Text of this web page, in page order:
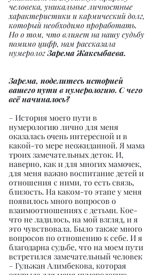
человека, уникальные личностные
характеристики и кармический долг,
который необходимо проработать.
Но о том, что влияет на нашу судьбу
помимо цифр, нам рассказала
нумеролог Зарема Жаксыбаева.
Зарема, поделитесь историей
вашего пути в нумерологию. С чего
всё начиналось?
– История моего пути в
нумерологию лично для меня
оказалась очень интересной и в
какой-то мере неожиданной. Я мама
троих замечательных деток. И,
наверно, как и для многих мамочек,
для меня важно воспитание детей и
отношения с ними, то есть связь,
близость. На каком-то этапе у меня
появилось много вопросов о
взаимоотношениях с детьми. Кое-
что не ладилось, на мой взгляд, и я
это чувствовала. Было также много
вопросов по отношению к себе. И я
благодарна судьбе, что на моем пути
встретился замечательный человек
– Гульжан Алимбекова, которая